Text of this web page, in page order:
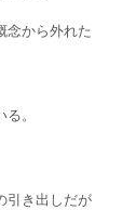
念から外れた
。
引き出しだが